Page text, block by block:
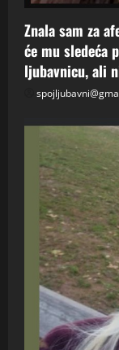
Znala sam za
će mu sledeća
ljubavnicu, ali